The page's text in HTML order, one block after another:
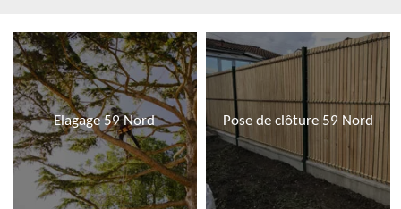
Elagage 59 Nord Pose de clôture 59 Nord